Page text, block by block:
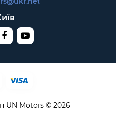
UN Motors © 2026